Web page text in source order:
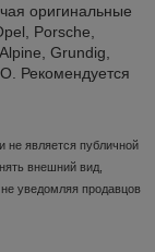
оригинальные
Porsche,
Grundig,
Рекомендуется
не является публичной
внешний вид,
уведомляя продавцов